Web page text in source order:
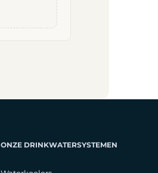
ONZE DRINKWATERSYSTEMEN